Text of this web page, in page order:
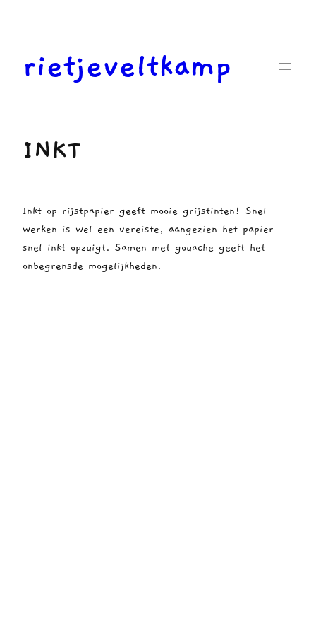
inhoudrietjeveltkamp
INKT
Inkt op rijstpapier geeft mooie grijstinten! Snel
werken is wel een vereiste, aangezien het papier
snel inkt opzuigt. Samen met gouache geeft het
onbegrensde mogelijkheden.